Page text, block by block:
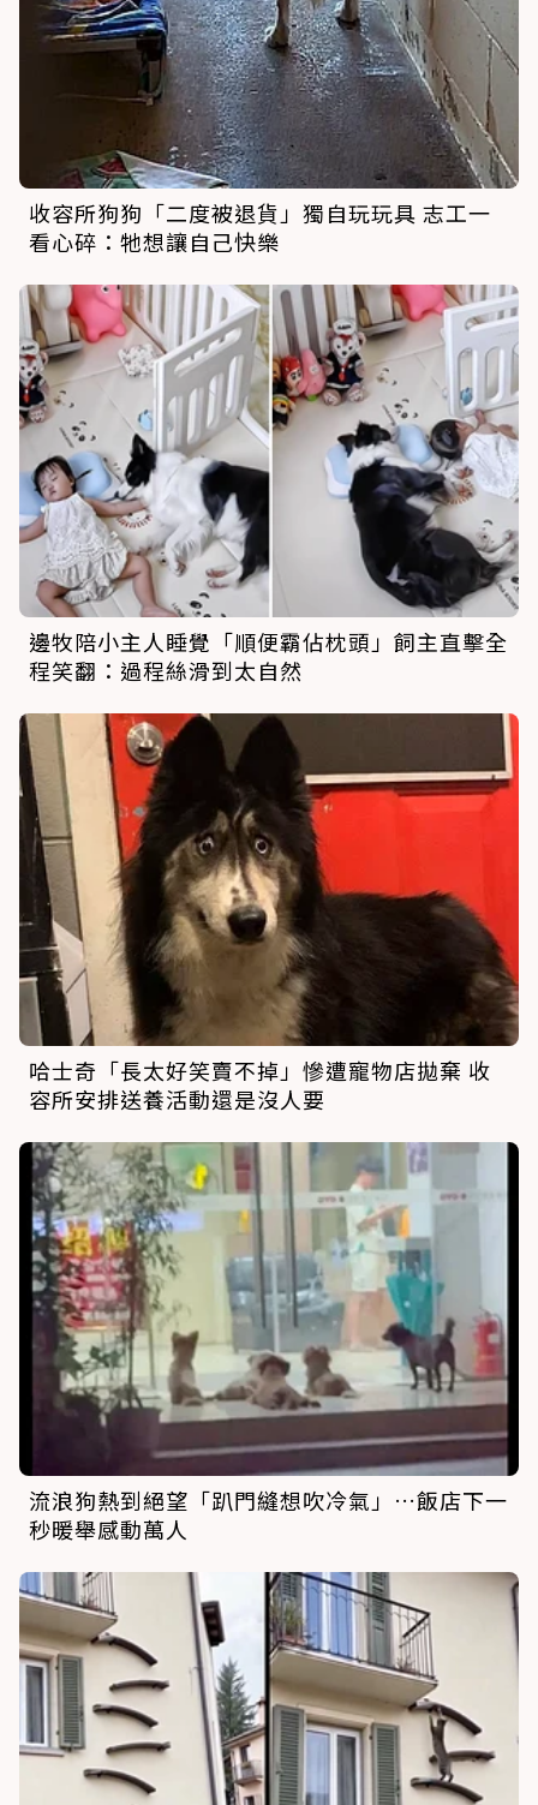
收容所狗狗「二度被退貨」獨自玩玩具 志工一
看心碎：牠想讓自己快樂
邊牧陪小主人睡覺「順便霸佔枕頭」飼主直擊全
程笑翻：過程絲滑到太自然
哈士奇「長太好笑賣不掉」慘遭寵物店拋棄 收
容所安排送養活動還是沒人要
流浪狗熱到絕望「趴門縫想吹冷氣」…飯店下一
秒暖舉感動萬人